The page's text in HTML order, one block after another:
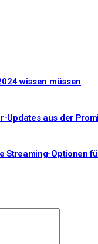
wissen müssen
Updates aus der
Streaming-Optionen